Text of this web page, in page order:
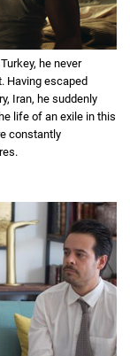
he never
Having escaped
Iran, he suddenly
life of an exile in this
constantly